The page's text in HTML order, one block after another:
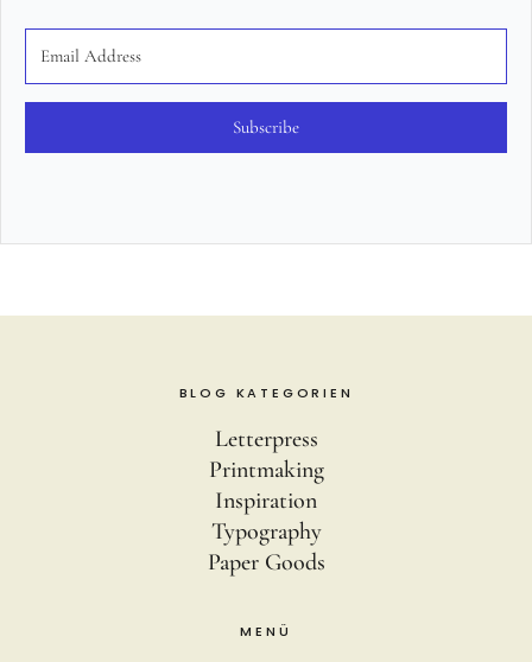
Subscribe
BLOG KATEGORIEN
Letterpress
Printmaking
Inspiration
Typography
Paper Goods
MENÜ